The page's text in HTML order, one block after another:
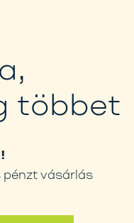
többet
pénzt vásárlás